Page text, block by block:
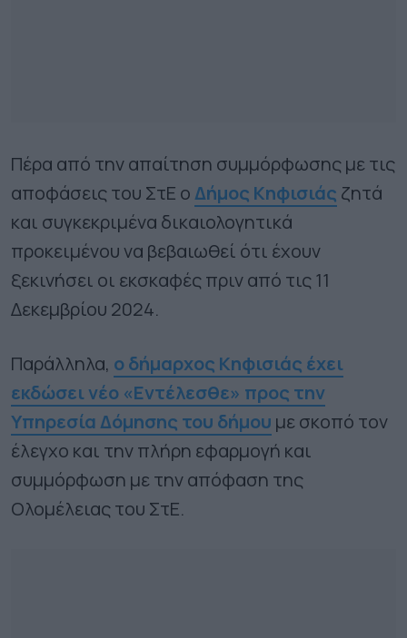
Πέρα από την απαίτηση συμμόρφωσης με τις
αποφάσεις του ΣτΕ οΔήμος Κηφισιάς ζητά
και συγκεκριμένα δικαιολογητικά
προκειμένου να βεβαιωθεί ότι έχουν
ξεκινήσει οι εκσκαφές πριν από τις 11
Δεκεμβρίου 2024.
Παράλληλα, ο δήμαρχος Κηφισιάς έχει
εκδώσει νέο «Εντέλεσθε» προς την
Υπηρεσία Δόμησης του δήμου με σκοπό τον
έλεγχο και την πλήρη εφαρμογή και
συμμόρφωση με την απόφαση της
Ολομέλειας του ΣτΕ.